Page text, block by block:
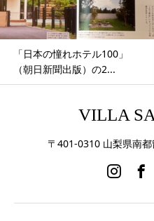
「日本の憧れホテル100」
（朝日新聞出版）の2...
VILLA
〒401-0310 山梨県南